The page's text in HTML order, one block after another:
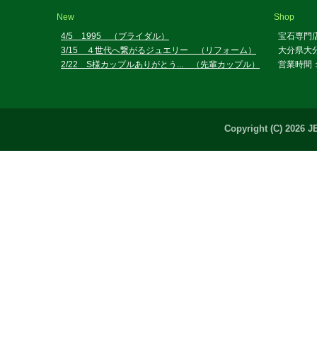
New
4/5 1995 （ブライダル）
3/15 ４世代へ繋がるジュエリー （リフォーム）
2/22 S様カップルありがとう... （先輩カップル）
Shop
宝石専門
大分県大
営業時間
Copyright (C) 2026